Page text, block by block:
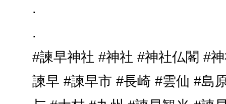
.
.
#諫早神社 #神社 #神社仏閣 #
諫早 #諫早市 #長崎 #雲仙 #島